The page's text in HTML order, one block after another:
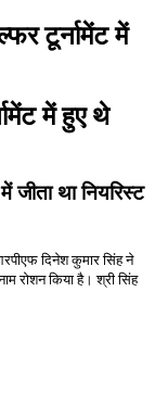
टूर्नामेंटमें
मेंहुएथे
मेंजीताथानियरिस्ट
दिनेश कुमार सिंह ने
रोशन किया है। श्री सिंह